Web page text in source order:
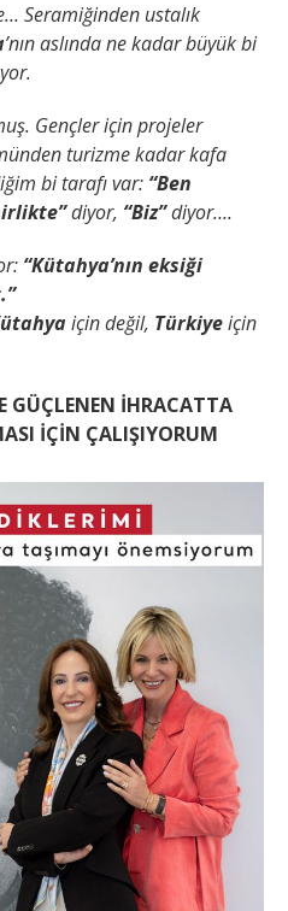
Seramiğinden ustalık
’nın aslında ne kadar büyük bi
Gençler için projeler
turizme kadar kafa
bi tarafı var: “Ben
diyor, “Biz”diyor….
“Kütahya’nın eksiği
için değil, Türkiyeiçin
GÜÇLENEN İHRACATTA
İÇİN ÇALIŞIYORUM